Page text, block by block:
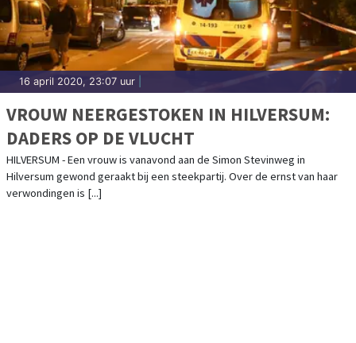
16 april 2020, 23:07 uur
VROUW NEERGESTOKEN IN HILVERSUM:
DADERS OP DE VLUCHT
HILVERSUM - Een vrouw is vanavond aan de Simon Stevinweg in
Hilversum gewond geraakt bij een steekpartij. Over de ernst van haar
verwondingen is [...]